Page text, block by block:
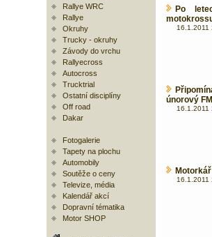
Rallye WRC
Rallye
Okruhy
Trucky - okruhy
Závody do vrchu
Rallyecross
Autocross
Trucktrial
Ostatní disciplíny
Off road
Dakar
Fotogalerie
Tapety na plochu
Automobily
Soutěže o ceny
Televize, média
Kalendář akcí
Dopravní tématika
Motor SHOP
Po
16.1.2011
únorový
16.1.2011
16.1.2011